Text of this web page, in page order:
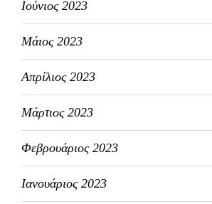
Ιούνιος 2023
Μάιος 2023
Απρίλιος 2023
Μάρτιος 2023
Φεβρουάριος 2023
Ιανουάριος 2023